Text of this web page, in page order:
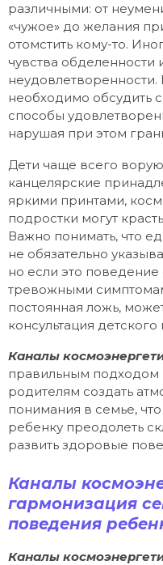
различными: от
«чужое» до желания
отомстить кому-то.
чувства обделенности
неудовлетворенности.
необходимо обсудить
способы
нарушая при этом
Дети чаще всего
канцелярские
яркими принтами,
подростки могут
Важно понимать, что
не обязательно
но если это
тревожными
постоянная ложь,
консультация детского
Каналы
правильным
родителям создать
понимания в семье,
ребенку преодолеть
развить здоровые
Каналы
гармонизация
поведения
Каналы